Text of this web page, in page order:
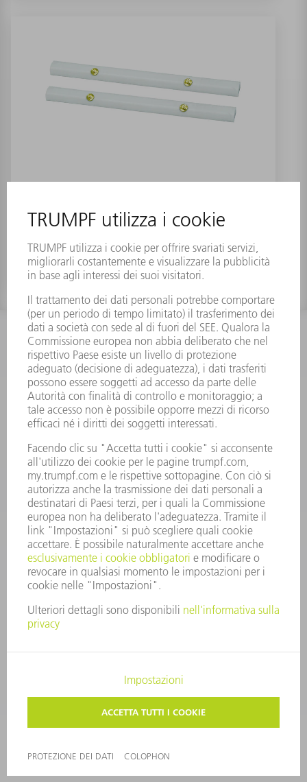
Numero materiale:2622900
INFORMAZIONE
Domande frequenti
Condizioni generali di contratto
CONTATTO
RICAMBI TRUMPF ITALIA
lunedì a venerdì: 08:30 – 18:00
ricambi@trumpf.com
CONTATTO
UTENSILI TRUMPF ITALIA
+39 02 48489482
lunedì a venerdì: 08:00 – 18:00
utensili@trumpf.com
PROTEZIONE DEI DATI
COPYRIGHT E MARCHIO
CONDIZIONI GENERALI DI VENDITA
©2026TRUMPF